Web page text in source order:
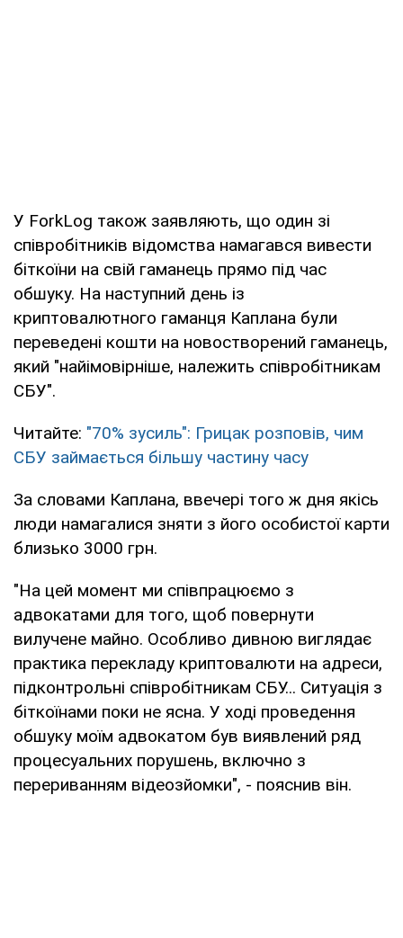
У ForkLog також заявляють, що один зі
співробітників відомства намагався вивести
біткоїни на свій гаманець прямо під час
обшуку. На наступний день із
криптовалютного гаманця Каплана були
переведені кошти на новостворений гаманець,
який "найімовірніше, належить співробітникам
СБУ".
Читайте: "70% зусиль": Грицак розповів, чим
СБУ займається більшу частину часу
За словами Каплана, ввечері того ж дня якісь
люди намагалися зняти з його особистої карти
близько 3000 грн.
"На цей момент ми співпрацюємо з
адвокатами для того, щоб повернути
вилучене майно. Особливо дивною виглядає
практика перекладу криптовалюти на адреси,
підконтрольні співробітникам СБУ... Ситуація з
біткоїнами поки не ясна. У ході проведення
обшуку моїм адвокатом був виявлений ряд
процесуальних порушень, включно з
перериванням відеозйомки", - пояснив він.